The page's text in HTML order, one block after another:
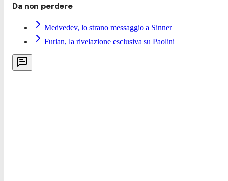
Da non perdere
Medvedev, lo strano messaggio a Sinner
Furlan, la rivelazione esclusiva su Paolini